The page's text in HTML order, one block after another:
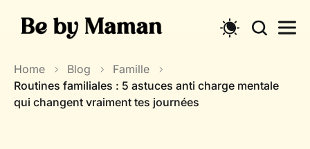
Home Blog
Famille
Routines familiales : 5 astuces anti charge mentale
qui changent vraiment tes journées